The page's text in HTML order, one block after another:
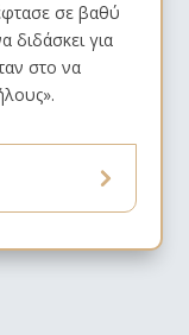
σε βαθύ
διδάσκει για
στο να